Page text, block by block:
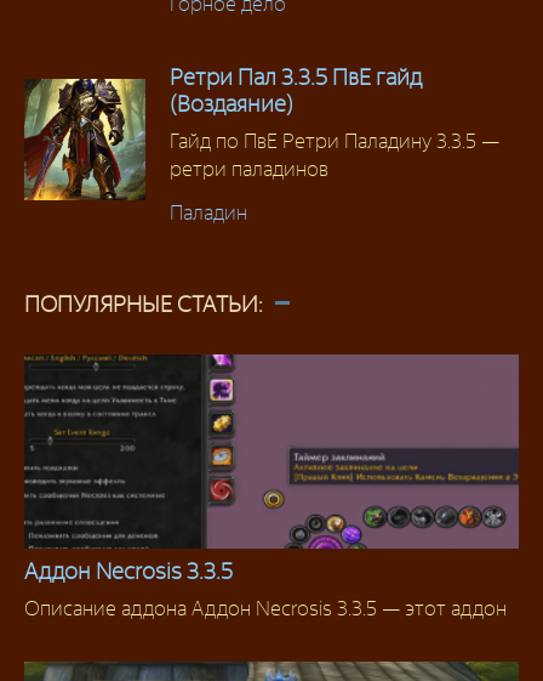
Ретри Пал 3.3.5 ПвЕ гайд
(Воздаяние)
Гайд по ПвЕ Ретри Паладину 3.3.5 —
ретри паладинов
Паладин
ПОПУЛЯРНЫЕ СТАТЬИ:
Аддоны 3.3.5
Аддон Necrosis 3.3.5
Описание аддона Аддон Necrosis 3.3.5 — этот аддон